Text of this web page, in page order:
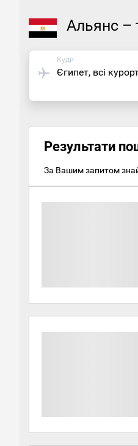
Альянс –
Куди
Єгипет, всі
Результати
За Вашим запитом